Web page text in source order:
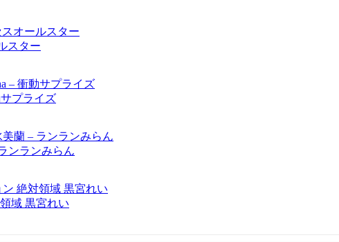
スター
プライズ
ンランみらん
域 黒宮れい